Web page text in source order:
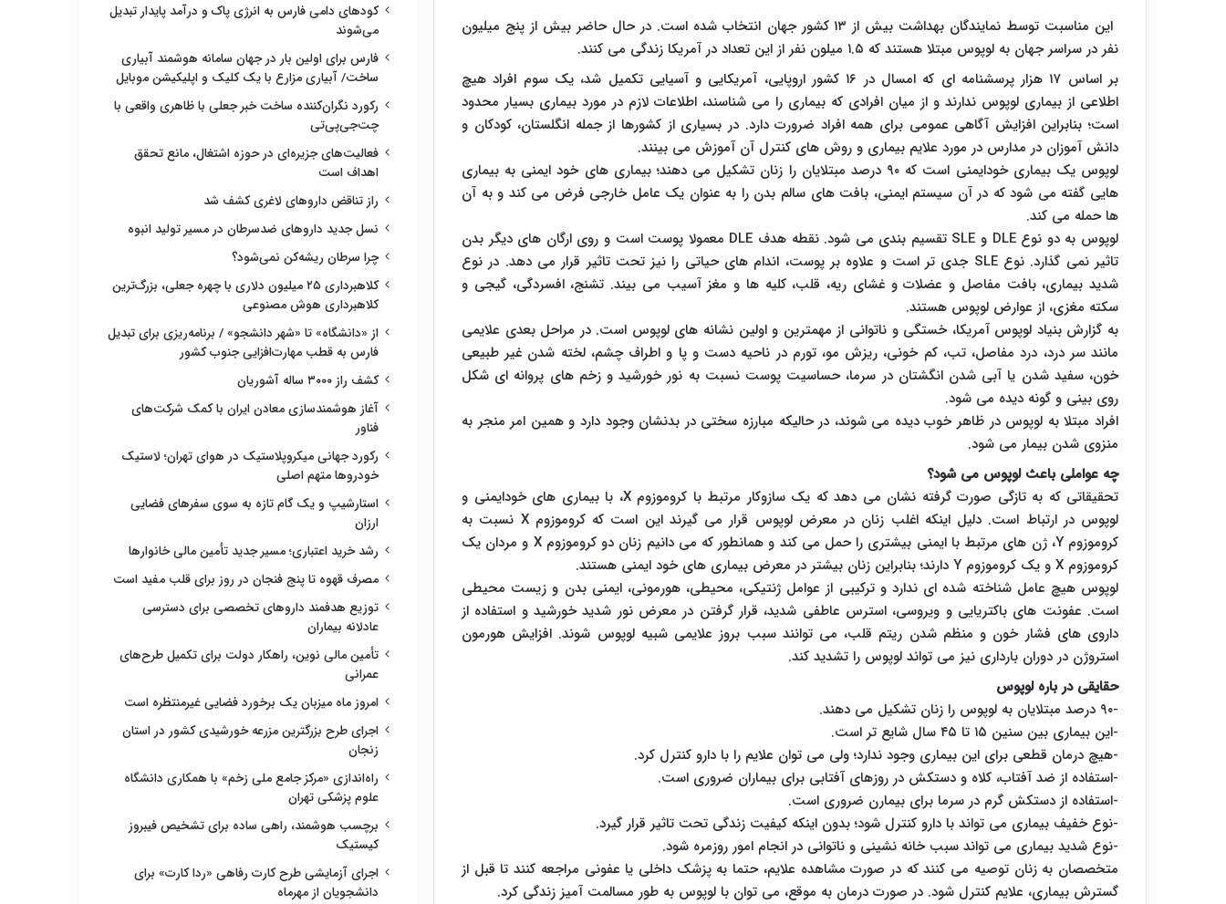
این مناسبت توسط نمایندگان بهداشت بیش از ۱۳ کشور جهان انتخاب شده است. در حال حاضر بیش از پنج میلیون
نفر در سراسر جهان به لوپوس مبتلا هستند که ۱.۵ میلون نفر از این تعداد در آمریکا زندگی می کنند.
بر اساس ۱۷ هزار پرسشنامه ای که امسال در ۱۶ کشور اروپایی، آمریکایی و آسیایی تکمیل شد، یک سوم افراد هیچ
اطلاعی از بیماری لوپوس ندارند و از میان افرادی که بیماری را می شناسند، اطلاعات لازم در مورد بیماری بسیار محدود
است؛ بنابراین افزایش آگاهی عمومی برای همه افراد ضرورت دارد. در بسیاری از کشورها از جمله انگلستان، کودکان و
دانش آموزان در مدارس در مورد علایم بیماری و روش های کنترل آن آموزش می بینند.
لوپوس یک بیماری خودایمنی است که ۹۰ درصد مبتلایان را زنان تشکیل می دهند؛ بیماری های خود ایمنی به بیماری
هایی گفته می شود که در آن سیستم ایمنی، بافت های سالم بدن را به عنوان یک عامل خارجی فرض می کند و به آن
ها حمله می کند.
لوپوس به دو نوع DLE و SLE تقسیم بندی می شود. نقطه هدف DLE معمولا پوست است و روی ارگان های دیگر بدن
تاثیر نمی گذارد. نوع SLE جدی تر است و علاوه بر پوست، اندام های حیاتی را نیز تحت تاثیر قرار می دهد. در نوع
شدید بیماری، بافت مفاصل و عضلات و غشای ریه، قلب، کلیه ها و مغز آسیب می بیند. تشنج، افسردگی، گیجی و
سکته مغزی، از عوارض لوپوس هستند.
به گزارش بنیاد لوپوس آمریکا، خستگی و ناتوانی از مهمترین و اولین نشانه های لوپوس است. در مراحل بعدی علایمی
مانند سر درد، درد مفاصل، تب، کم خونی، ریزش مو، تورم در ناحیه دست و پا و اطراف چشم، لخته شدن غیر طبیعی
خون، سفید شدن یا آبی شدن انگشتان در سرما، حساسیت پوست نسبت به نور خورشید و زخم های پروانه ای شکل
روی بینی و گونه دیده می شود.
افراد مبتلا به لوپوس در ظاهر خوب دیده می شوند، در حالیکه مبارزه سختی در بدنشان وجود دارد و همین امر منجر به
منزوی شدن بیمار می شود.
چه عواملی باعث لوپوس می شود؟
تحقیقاتی که به تازگی صورت گرفته نشان می دهد که یک سازوکار مرتبط با کروموزوم X، با بیماری های خودایمنی و
لوپوس در ارتباط است. دلیل اینکه اغلب زنان در معرض لوپوس قرار می گیرند این است که کروموزوم X نسبت به
کروموزوم Y، ژن های مرتبط با ایمنی بیشتری را حمل می کند و همانطور که می دانیم زنان دو کروموزوم X و مردان یک
کروموزوم X و یک کروموزوم Y دارند؛ بنابراین زنان بیشتر در معرض بیماری های خود ایمنی هستند.
لوپوس هیچ عامل شناخته شده ای ندارد و ترکیبی از عوامل ژنتیکی، محیطی، هورمونی، ایمنی بدن و زیست محیطی
است. عفونت های باکتریایی و ویروسی، استرس عاطفی شدید، قرار گرفتن در معرض نور شدید خورشید و استفاده از
داروی های فشار خون و منظم شدن ریتم قلب، می توانند سبب بروز علایمی شبیه لوپوس شوند. افزایش هورمون
استروژن در دوران بارداری نیز می تواند لوپوس را تشدید کند.
حقایقی در باره لوپوس
-۹۰ درصد مبتلایان به لوپوس را زنان تشکیل می دهند.
-این بیماری بین سنین ۱۵ تا ۴۵ سال شایع تر است.
-هیچ درمان قطعی برای این بیماری وجود ندارد؛ ولی می توان علایم را با دارو کنترل کرد.
-استفاده از ضد آفتاب، کلاه و دستکش در روزهای آفتابی برای بیماران ضروری است.
-استفاده از دستکش گرم در سرما برای بیمارن ضروری است.
-نوع خفیف بیماری می تواند با دارو کنترل شود؛ بدون اینکه کیفیت زندگی تحت تاثیر قرار گیرد.
-نوع شدید بیماری می تواند سبب خانه نشینی و ناتوانی در انجام امور روزمره شود.
متخصصان به زنان توصیه می کنند که در صورت مشاهده علایم، حتما به پزشک داخلی یا عفونی مراجعه کنند تا قبل از
گسترش بیماری، علایم کنترل شود. در صورت درمان به موقع، می توان با لوپوس به طور مسالمت آمیز زندگی کرد.
کودهای دامی فارس به انرژی پاک و درآمد پایدار تبدیل
می‌شوند
فارس برای اولین بار در جهان سامانه هوشمند آبیاری
ساخت/ آبیاری مزارع با یک کلیک و اپلیکیشن موبایل
رکورد نگران‌کننده ساخت خبر جعلی با ظاهری واقعی با
چت‌جی‌پی‌تی
فعالیت‌های جزیره‌ای در حوزه اشتغال، مانع تحقق
اهداف است
راز تناقض داروهای لاغری کشف شد
نسل جدید داروهای ضدسرطان در مسیر تولید انبوه
چرا سرطان ریشه‌کن نمی‌شود؟
کلاهبرداری ۲۵ میلیون دلاری با چهره جعلی، بزرگ‌ترین
کلاهبرداری هوش مصنوعی
از «دانشگاه» تا «شهر دانشجو» / برنامه‌ریزی برای تبدیل
فارس به قطب مهارت‌افزایی جنوب کشور
کشف راز ۳۰۰۰ ساله آشوریان
آغاز هوشمندسازی معادن ایران با کمک شرکت‌های
فناور
رکورد جهانی میکروپلاستیک در هوای تهران؛ لاستیک
خودروها متهم اصلی
استارشیپ و یک گام تازه به سوی سفرهای فضایی
ارزان
رشد خرید اعتباری؛ مسیر جدید تأمین مالی خانوارها
مصرف قهوه تا پنج فنجان در روز برای قلب مفید است
توزیع هدفمند داروهای تخصصی برای دسترسی
عادلانه بیماران
تأمین مالی نوین، راهکار دولت برای تکمیل طرح‌های
عمرانی
امروز ماه میزبان یک برخورد فضایی غیرمنتظره است
اجرای طرح بزرگترین مزرعه خورشیدی کشور در استان
زنجان
راه‌اندازی «مرکز جامع ملی زخم» با همکاری دانشگاه
علوم پزشکی تهران
برچسب هوشمند، راهی ساده برای تشخیص فیبروز
کیستیک
اجرای آزمایشی طرح کارت رفاهی «ردا کارت» برای
دانشجویان از مهرماه